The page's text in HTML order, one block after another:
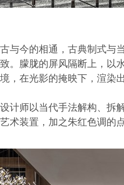
古与今的相通，古典制式与
致。朦胧的屏风隔断上，以
境，在光影的掩映下，渲染
设计师以当代手法解构、拆
艺术装置，加之朱红色调的